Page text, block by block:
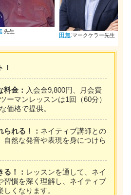
マークケラー先生 田無:エンボ
！
料金： 入会金9,800円、月会費
ーマンレッスンは1回（60分）
価格で提供。
られる！： ネイティブ講師との
自然な発音や表現を身につけら
る！： レッスンを通して、ネイ
習慣を深く理解し、ネイティブ
くなります。